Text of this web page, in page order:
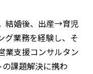
結婚後、出産→育児
グ業務を経験し、そ
業支援コンサルタン
課題解決に携わ